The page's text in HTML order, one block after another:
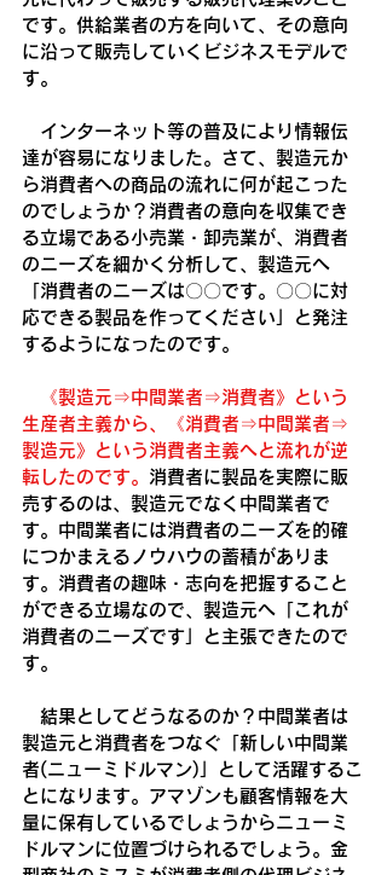
です。供給業者の方を向いて、その意向
に沿って販売していくビジネスモデルで
す。
インターネット等の普及により情報伝
達が容易になりました。さて、製造元か
ら消費者への商品の流れに何が起こった
のでしょうか？消費者の意向を収集でき
る立場である小売業・卸売業が、消費者
のニーズを細かく分析して、製造元へ
「消費者のニーズは〇〇です。〇〇に対
応できる製品を作ってください」と発注
するようになったのです。
《製造元⇒中間業者⇒消費者》という
生産者主義から、《消費者⇒中間業者⇒
製造元》という消費者主義へと流れが逆
転したのです。 消費者に製品を実際に販
売するのは、製造元でなく中間業者で
す。中間業者には消費者のニーズを的確
につかまえるノウハウの蓄積がありま
す。消費者の趣味・志向を把握すること
ができる立場なので、製造元へ「これが
消費者のニーズです」と主張できたので
す。
結果としてどうなるのか？中間業者は
製造元と消費者をつなぐ「新しい中間業
者(ニューミドルマン)」として活躍するこ
とになります。アマゾンも顧客情報を大
量に保有しているでしょうからニューミ
ドルマンに位置づけられるでしょう。金